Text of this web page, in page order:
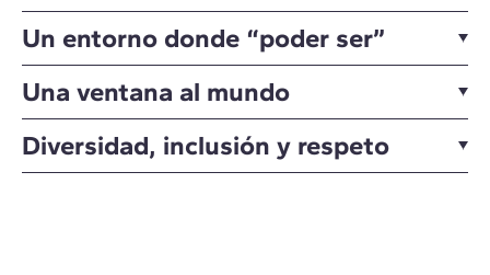
Un entorno donde “poder ser”
Una ventana al mundo
Diversidad, inclusión y respeto